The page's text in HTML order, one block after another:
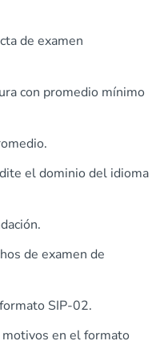
de examen
con promedio mínimo
el dominio del idioma
de examen de
SIP-02.
en el formato